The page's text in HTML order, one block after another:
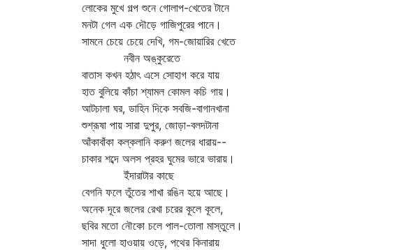
লোকের মুখে গল্প শুনে গোলাপ-খেতের টানে
মনটা গেল এক দৌড়ে গাজিপুরের পানে।
সামনে চেয়ে চেয়ে দেখি, গম-জোয়ারির খেতে
নবীন অঙ্কুরেতে
বাতাস কখন হঠাৎ এসে সোহাগ করে যায়
হাত বুলিয়ে কাঁচা শ্যামল কোমল কচি গায়।
আটচালা ঘর, ডাহিন দিকে সবজি-বাগানখানা
শুশ্রূষা পায় সারা দুপুর, জোড়া-বলদটানা
আঁকাবাঁকা কল্‌কলানি করুণ জলের ধারায়--
চাকার শব্দে অলস প্রহর ঘুমের ভারে ভারায়।
ইঁদারাটার কাছে
বেগনি ফলে তুঁতের শাখা রঙিন হয়ে আছে।
অনেক দূরে জলের রেখা চরের কূলে কূলে,
ছবির মতো নৌকো চলে পাল-তোলা মাস্তুলে।
সাদা ধুলো হাওয়ায় ওড়ে, পথের কিনারায়